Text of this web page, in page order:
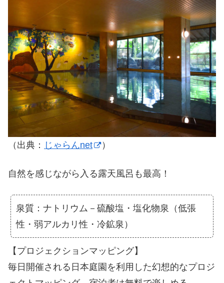
（出典： じゃらんnet ）
自然を感じながら入る露天風呂も最高！
泉質：ナトリウム－硫酸塩・塩化物泉（低張
性・弱アルカリ性・冷鉱泉）
【プロジェクションマッピング】
毎日開催される日本庭園を利用した幻想的なプロジ